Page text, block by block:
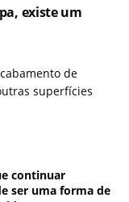
existe um
de
superfícies
continuar
ser uma forma de